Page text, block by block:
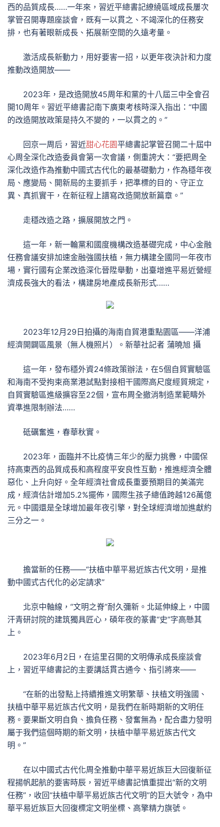
西的品質成長……一年來，習近平總書記繚繞區域成長屢次
掌管召開專題座談會，既有一以貫之、不竭深化的任務安
排，也有著眼新成長、拓展新空間的久遠考量。
激活成長新動力，用好要害一招，以更年夜決計和力度
推動改造開放——
2023年，是改造開放45周年和黨的十八屆三中全會召
開10周年。習近平總書記南下廣東考核時深入指出：“中國
的改造開放政策是持久不變的，一以貫之的。”
回京一周后，習近甜心花園平總書記掌管召開二十屆中
心周全深化改造委員會第一次會議，側重誇大：“要把周全
深化改造作為推動中國式古代化的最基礎動力，作為穩年夜
局、應變局、開新局的主要抓手，把準標的目的、守正立
異、真抓實干，在新征程上譜寫改造開放新篇章。”
走穩改造之路，擴展開放之門。
這一年，新一輪黨和國度機構改造基礎完成，中心金融
任務會議安排加速金融強國扶植，無力構建全國同一年夜市
場，實行國有企業改造深化晉陞舉動，出臺增進平易近營經
濟成長強大的看法，構建房地產成長新形式……
2023年12月29日拍攝的海南自貿港重點園區——洋浦
經濟開闢區風景（無人機照片）。新華社記者 蒲曉旭 攝
這一年，發布穩外資24條政策辦法，在5個自貿實驗區
和海南不受拘束商業港試點對接相干國際高尺度經貿規定，
自貿實驗區進級擴容至22個，宣布周全撤消制造業範疇外
資準進限制辦法……
砥礪奮進，春華秋實。
2023年，面臨并不比疫情三年少的壓力挑釁，中國保
持高東西的品質成長和高程度平安良性互動，推進經濟全體
惡化、上升向好。全年經濟社會成長重要預期目的美滿完
成，經濟估計增加5.2%擺佈，國際生孩子總值跨越126萬億
元。中國還是全球增加最年夜引擎，對全球經濟增加進獻約
三分之一。
擔當新的任務——“扶植中華平易近族古代文明，是推
動中國式古代化的必定請求”
北京中軸線，“文明之脊”耐久彌新。北延伸線上，中國
汗青研討院的建筑獨具匠心，碩年夜的篆書“史”字高懸其
上。
2023年6月2日，在這里召開的文明傳承成長座談會
上，習近平總書記的主要講話貫古通今、指引將來——
“在新的出發點上持續推進文明繁華、扶植文明強國、
扶植中華平易近族古代文明，是我們在新時期新的文明任
務。要果斷文明自負、擔負任務、發奮無為，配合盡力發明
屬于我們這個時期的新文明，扶植中華平易近族古代文
明。”
在以中國式古代化周全推動中華平易近族巨大回復新征
程揚帆起航的要害時辰，習近平總書記慎重提出“新的文明
任務”，收回“扶植中華平易近族古代文明”的巨大號令，為中
華平易近族巨大回復標定文明坐標、高擎精力旗號。